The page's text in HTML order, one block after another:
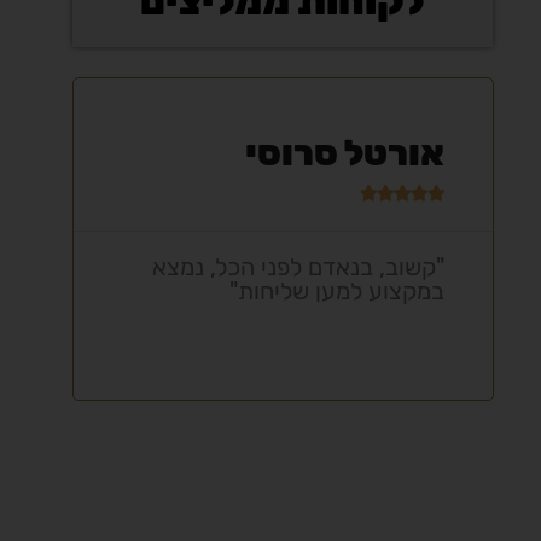
אורטל סרוסי





"קשוב, בנאדם לפני הכל, נמצא
במקצוע למען שליחות"